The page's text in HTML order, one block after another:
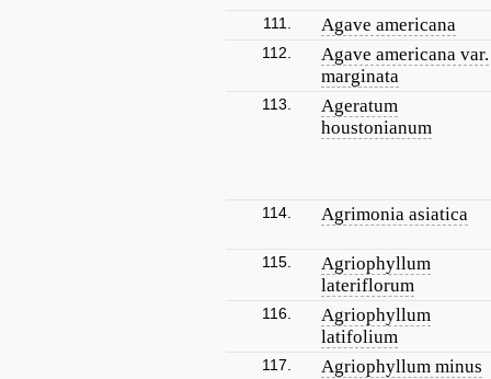
111. Agave americana
112.
Agave americana var.
marginata
113.
Ageratum
houstonianum
114. Agrimonia asiatica
115.
Agriophyllum
lateriflorum
116.
Agriophyllum
latifolium
117. Agriophyllum minus